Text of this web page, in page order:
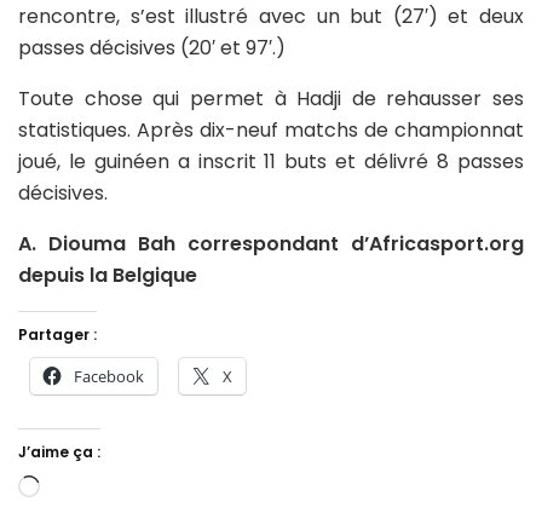
rencontre, s’est illustré avec un but (27′) et deux
passes décisives (20′ et 97′.)
Toute chose qui permet à Hadji de rehausser ses
statistiques. Après dix-neuf matchs de championnat
joué, le guinéen a inscrit 11 buts et délivré 8 passes
décisives.
A. Diouma Bah correspondant d’Africasport.org
depuis la Belgique
Partager :
Facebook X
J’aime ça :
Chargement…